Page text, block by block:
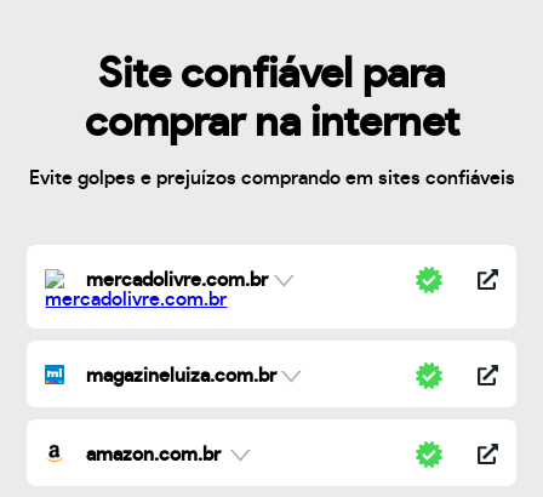
Site confiável para
comprar na internet
Evite golpes e prejuízos comprando em sites confiáveis
mercadolivre.com.br
magazineluiza.com.br
amazon.com.br